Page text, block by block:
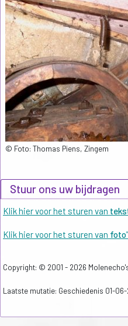
© Foto: Thomas Piens, Zingem
Stuur ons uw bijdragen
Klik hier voor het sturen van
Klik hier voor het sturen van
Copyright: © 2001 - 2026
Laatste mutatie: Geschiedenis 01-